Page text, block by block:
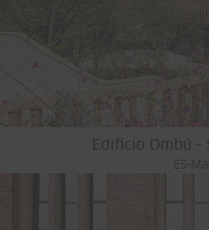
Edificio Ombú -
ES-